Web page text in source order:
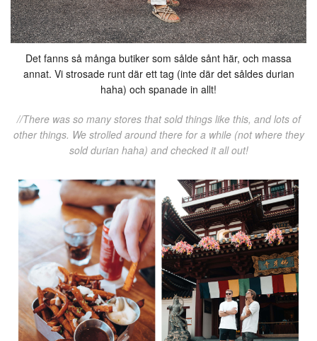
Det fanns så många butiker som sålde sånt här, och massa
annat. Vi strosade runt där ett tag (inte där det såldes durian
haha) och spanade in allt!
//There was so many stores that sold things like this, and lots of
other things. We strolled around there for a while (not where they
sold durian haha) and checked it all out!